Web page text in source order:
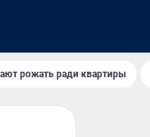
рожать ради квартиры